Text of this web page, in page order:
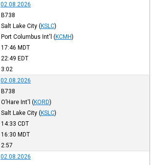
02.08.2026
B738
Salt Lake City (KSLC)
Port Columbus Int'l (KCMH)
17:46 MDT
22:49 EDT
3:02
02.08.2026
B738
O’Hare Int'l (KORD)
Salt Lake City (KSLC)
14:33 CDT
16:30 MDT
2:57
02.08.2026